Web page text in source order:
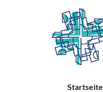
Startseite